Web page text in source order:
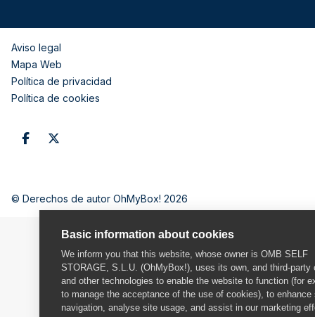
Basic information about cookies
We inform you that this website, whose owner is OMB SELF
STORAGE, S.L.U. (OhMyBox!), uses its own, and third-party
and other technologies to enable the website to function (for
to manage the acceptance of the use of cookies), to enhance
navigation, analyse site usage, and assist in our marketing
Aviso legal
Mapa Web
Política de privacidad
Política de cookies
© Derechos de autor OhMyBox! 2026